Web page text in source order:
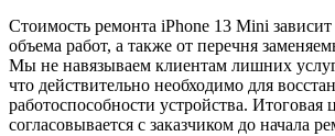
Стоимость ремонта iPhone 13 Mini
объема работ, а также от перечня
Мы не навязываем клиентам лишних
что действительно необходимо для
работоспособности устройства. Итоговая
согласовывается с заказчиком до начала